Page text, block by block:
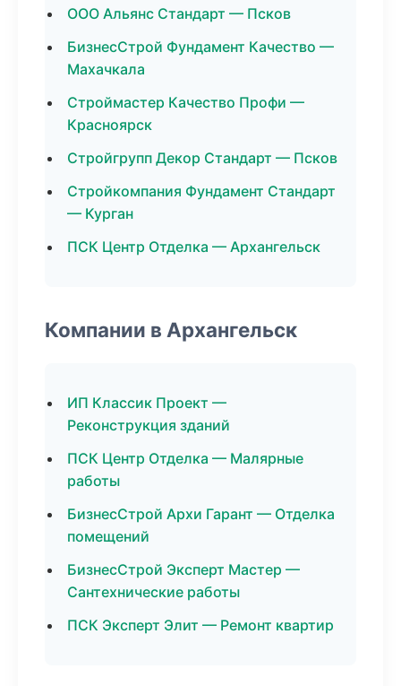
ООО Альянс Стандарт — Псков
БизнесСтрой Фундамент Качество —
Махачкала
Строймастер Качество Профи —
Красноярск
Стройгрупп Декор Стандарт — Псков
Стройкомпания Фундамент Стандарт
— Курган
ПСК Центр Отделка — Архангельск
Компании в Архангельск
ИП Классик Проект —
Реконструкция зданий
ПСК Центр Отделка — Малярные
работы
БизнесСтрой Архи Гарант — Отделка
помещений
БизнесСтрой Эксперт Мастер —
Сантехнические работы
ПСК Эксперт Элит — Ремонт квартир